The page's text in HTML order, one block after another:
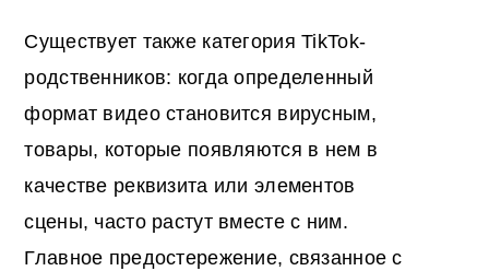
Существует также категория TikTok-
родственников: когда определенный
формат видео становится вирусным,
товары, которые появляются в нем в
качестве реквизита или элементов
сцены, часто растут вместе с ним.
Главное предостережение, связанное с